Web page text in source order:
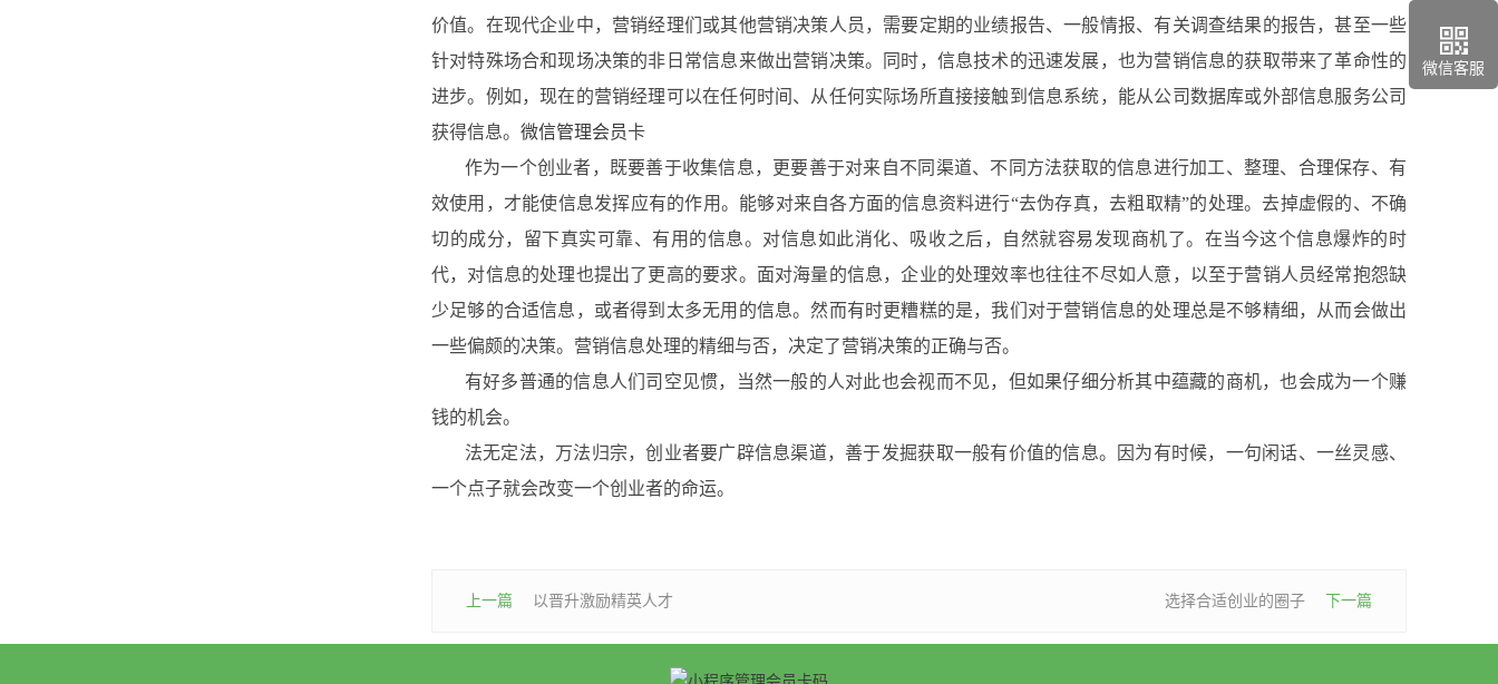
价值。在现代企业中，营销经理们或其他营销决策人员，需要定期的业绩报告、一般情报、有关调查结果的报告，甚至一些
针对特殊场合和现场决策的非日常信息来做出营销决策。同时，信息技术的迅速发展，也为营销信息的获取带来了革命性的
进步。例如，现在的营销经理可以在任何时间、从任何实际场所直接接触到信息系统，能从公司数据库或外部信息服务公司
获得信息。 微信管理会员卡
作为一个创业者，既要善于收集信息，更要善于对来自不同渠道、不同方法获取的信息进行加工、整理、合理保存、有
效使用，才能使信息发挥应有的作用。能够对来自各方面的信息资料进行“去伪存真，去粗取精”的处理。去掉虚假的、不确
切的成分，留下真实可靠、有用的信息。对信息如此消化、吸收之后，自然就容易发现商机了。在当今这个信息爆炸的时
代，对信息的处理也提出了更高的要求。面对海量的信息，企业的处理效率也往往不尽如人意，以至于营销人员经常抱怨缺
少足够的合适信息，或者得到太多无用的信息。然而有时更糟糕的是，我们对于营销信息的处理总是不够精细，从而会做出
一些偏颇的决策。营销信息处理的精细与否，决定了营销决策的正确与否。
有好多普通的信息人们司空见惯，当然一般的人对此也会视而不见，但如果仔细分析其中蕴藏的商机，也会成为一个赚
钱的机会。
法无定法，万法归宗，创业者要广辟信息渠道，善于发掘获取一般有价值的信息。因为有时候，一句闲话、一丝灵感、
一个点子就会改变一个创业者的命运。
上一篇 以晋升激励精英人才 下一篇
选择合适创业的圈子
微信客服